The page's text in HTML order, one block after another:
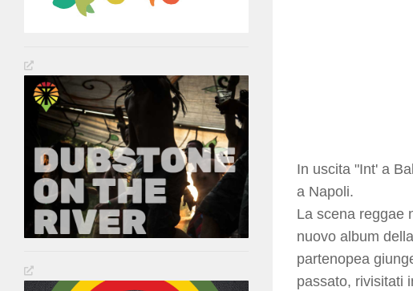
In uscita "Int' a
a Napoli.
La scena reggae
nuovo album
partenopea
passato, rivisitati